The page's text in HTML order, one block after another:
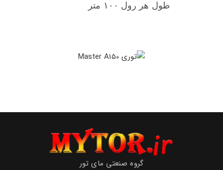
طول هر رول ۱۰۰ متر
گروه صنعتی مای تور